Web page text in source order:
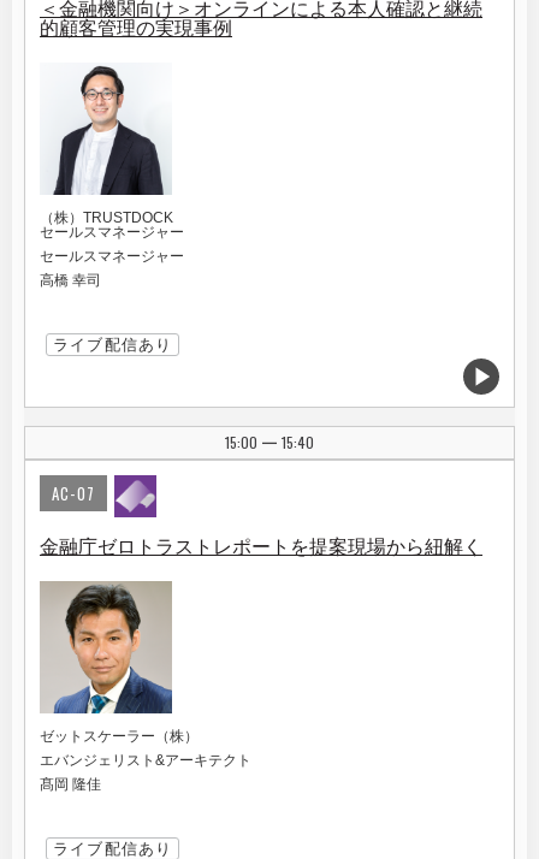
＜金融機関向け＞オンラインによる本人確認と継続
的顧客管理の実現事例
（株）TRUSTDOCK
セールスマネージャー
セールスマネージャー
高橋 幸司
ライブ配信あり
15:00 | 15:40
AC-07
金融庁ゼロトラストレポートを提案現場から紐解く
ゼットスケーラー（株）
エバンジェリスト&アーキテクト
髙岡 隆佳
ライブ配信あり